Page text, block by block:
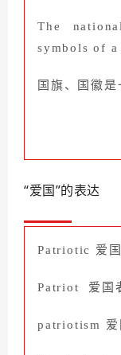
The
symbols of a
国旗、国徽是
“爱国”的表达
Patriotic 爱
Patriot 爱国
patriotism